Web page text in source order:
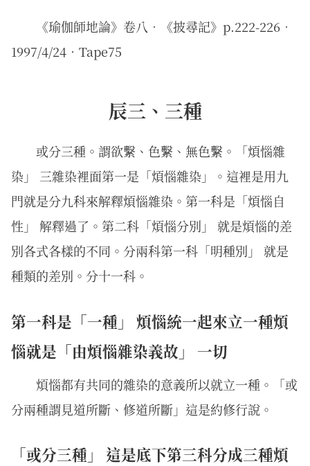
《瑜伽師地論》卷八．《披尋記》p.222-226．
1997/4/24‧Tape75
辰三、三種
或分三種。謂欲繫、色繫、無色繫。「煩惱雜
染」 三雜染裡面第一是「煩惱雜染」。這裡是用九
門就是分九科來解釋煩惱雜染。第一科是「煩惱自
性」 解釋過了。第二科「煩惱分別」 就是煩惱的差
別各式各樣的不同。分兩科第一科「明種別」 就是
種類的差別。分十一科。
第一科是「一種」 煩惱統一起來立一種煩
惱就是「由煩惱雜染義故」 一切
煩惱都有共同的雜染的意義所以就立一種。「或
分兩種謂見道所斷、修道所斷」這是約修行說。
「或分三種」 這是底下第三科分成三種煩